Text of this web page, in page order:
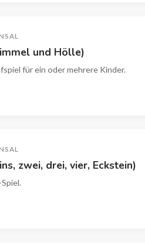
und Hölle)
für ein oder mehrere Kinder.
zwei, drei, vier, Eckstein)